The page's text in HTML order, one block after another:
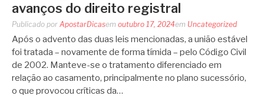
avanços do direito registral
Publicado por ApostarDicasem outubro 17, 2024em Uncategorized
Após o advento das duas leis mencionadas, a união estável
foi tratada – novamente de forma tímida – pelo Código Civil
de 2002. Manteve-se o tratamento diferenciado em
relação ao casamento, principalmente no plano sucessório,
o que provocou críticas da…